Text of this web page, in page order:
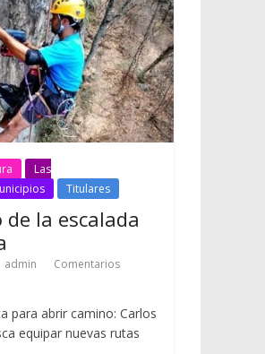
Las
Titulares
de la escalada
admin
Comentarios
para abrir camino: Carlos
equipar nuevas rutas